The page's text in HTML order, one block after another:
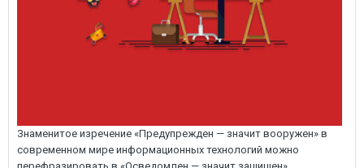
Знаменитое изречение «Предупрежден — значит вооружен» в современном мире информационных технологий можно перефразировать в «Осведомлен — значит защищен». Рассмотрим рынок услуг повышения осведомленности в вопросах информационной безопасности, или Security Awareness, разберемся в проблемах осведомленности в зарубежном и отечественном законодательстве и примерах мировой и отечественной практике по сервисам Security Awareness. ВведениеЧто такое Security AwarenessМировая практика по Security Awareness3.1. Вопросы осведомленности в международных стандартах3.2. Вопросы осведомленности в Евросоюзе3.3. Вопросы осведомленности в СШАРоссийская практика по Security AwarenessКраткий обзор сервисов Security Awareness в России5.1. Kaspersky Security Awareness5.2. Phishman Awareness Center5.3. «Антифишинг» — система обучения и контроля защищенности сотрудников5.4. UBS Security Awareness Platform5.5. Syssoft Security Awareness5.6. Deteact AwarenessВыводы ВведениеВ современном мире телекоммуникационных технологий работники во всех сферах деятельности должны обладать знаниями не только в рамках своих производственных процессов, но и обязательно обладать знаниями и умениями, связанными с обеспечением ИБ. Это обусловлено как требованиями законодательства Российской Федерации, нормативными правовыми актами, международными и отечественными стандартами и внутренними документами организации, так и просто одним из негласных правил безопасности — обеспечить безопасность важной для организации информации.Однако ситуация уже много лет не меняется — основной причиной большинства инцидентов ИБ остается рядовой пользователь. Чаще всего причиной возникновения их является халатность, невнимательность и простое незнание основных принципов обеспечения ИБ.Даже если вы внедрите самые современные и самые дорогие подсистемы обеспечения информационной безопасности, а ваш персонал по-прежнему не знает и не выполняет основные правила обеспечения ИБ, организация будет подвержена угрозам.Для решения такой проблемы необходимо повышать осведомленность, обучать и формировать навыки в области обеспечения ИБ. И начинать все это необходимо с руководства организации.В рамках статьи мы постараемся рассмотреть, что же представляет собой процесс осведомленности в области безопасности, или Security Awareness, зачем это нужно, а также какова ситуация на мировом и отечественном рынке в данной сфере. Что такое Security AwarenessСамо словосочетание Security Awareness, или повышение осведомленности в вопросах безопасности, вошло в обиход совсем недавно. Все начиналось с простого и понятного обучения персонала и его тестирования. Потом появились тренинги, которые вошли в систему обучения. И лишь после этого появилось понятие осведомленности.Осведомленность является компонентом системы образования организации, которая направлена на изменение поведения и понимания персонала организации в вопросах использования технологий, интернета и выполнения обязанностей. Повышение осведомленности является отдельным элементом обучения персонала и выполняется на постоянной основе с использованием различных методов предоставления информации персоналу.Самое раннее упоминание «осведомленности», которое удалось найти, определено в специальной публикации NIST 800-16-1998 Information Technology Security Training Requirements: A Role- and Performance-Based Model. В данном документе отмечается, что осведомленность не является обучением. Целью презентаций по повышению осведомленности является просто сосредоточить внимание на вопросах, связанных с безопасностью. Презентации по повышению осведомленности предназначены для того, чтобы показать проблемы безопасности ИТ и как необходимо на них реагировать. В деятельности по повышению осведомленности учащийся является получателем информации, в то время как учащийся на тренинге играет более активную роль.Повышение осведомленности носит формальный характер, имея целью формирование знаний и навыков, чтобы облегчить выполнение работы. Рисунок 1. Учебный процесс согласно NIST 800-16 Где-то в 2003 году уже в документе NIST SP 800-50-2003 Building an Information Technology Security Awareness and Training Program, который построен на базе NIST 800-16, появляется понятие Security Awareness. Таким образом, понятие зародилось в Америке.В данном документе отмечается, что учебный процесс является непрерывным. Он начинается с осведомленности, укрепляется на тренингах и формируется в рамках обучения.Взаимосвязь видов учебного процесса, согласно NIST SP 800-50, показана на рисунке 2. Рисунок 2. Взаимосвязь видов учебного процесса согласно NIST SP 800-50 Итак, повышение осведомленности в вопросах ИБ — это часть системы обучения персонала, а значит, часть менеджмента ИБ. При этом повышение осведомленности в вопросах ИБ в организации должно начинаться с руководства. Если руководство организации понимает важность обеспечения ИБ и необходимость построения постоянно развивающейся системы обеспечения безопасности организации, то вопросы, связанные с необходимостью обучения и повышения осведомленности персонала, будут решаться без проблем. Ведь как мы с вами знаем, информационная безопасность — это не просто установленный антивирус на компьютере пользователя! А ведь до сих пор много людей считают, что после установки антивируса их организация полностью защищена от всех киберугроз.Процесс повышения осведомленности в вопросах ИБ как часть системы обучения персонала подразумевает использование определенных форм, видов и методов обучения. На то, как и чему обучать персонал организации, влияют различные факторы, начиная от размеров организации, понимания руководства организации, знаний обучаемых и заканчивая выделенным бюджетом на обучение.По данным «Лаборатории Касперского», исследования и опросы показывают, что большинство существующих программ повышения осведомленности в сфере ИБ недостаточно эффективны. Причин такого положения дел несколько:пользователям скучно читать описания политик и техническую документацию, термины не всегда понятны, а описания атак вызывают скепсис. Упор делается на запреты, а не на примеры того, как нужно поступать;у сотрудников отсутствует мотивация к обучению (они не допускают, что могут стать мишенями злоумышленников, либо, напротив, думают, что с хакерами бороться бесполезно и предпринимать что-либо для своей защиты бессмысленно);пользователи видят в отделе ИБ помеху в работе, а не защитников, и постоянно пытаются обойти установленные меры безопасности;кроме того, сложно оценить результат тренинга по осведомленности. Обычно учитывается только число пользователей, прошедших обучение, но даже если есть результаты неких тестов — обычно все равно не очень понятно, стоили ли усилия результатов. Мировая практика по Security AwarenessМировую практику в части законодательства мы уже начали рассматривать ранее. В этом разделе продолжим и рассмотрим международное, европейское и американское законодательство, а также какие сервисы Security Awareness представлены за рубежом.Вопросы осведомленности в международных стандартахЕсли рассматривать мировую практику по осведомленности в вопросах информационной безопасности, то мы видим, что за рубежом на законодательном уровне этим вопросом озаботились в конце девяностых — начале нулевых, еще в международном стандарте ISO/IEC 17799:2000 Information technology – Code of Practice for Information Security Management, который в 2005 году был принят в России как ГОСТ Р ИСО/МЭК 17799–2005 «Информационная технология. Практические правила управления информационной безопасностью», предъявляются требования по обучению персонала организации вопросам информационной безопасности. ISO/IEC 17799 в дальнейшем стал ISO/IEC 27002.Согласно международному стандарту ISO/IEC 27000:2016 Information Technology — Security Techniques — Information Security Management Systems — Overview and Vocabulary («Информационная технология — Методы и средства обеспечения безопасности — Системы менеджмента информационной безопасности — Общий обзор и терминология») (в РФ известен как ГОСТ Р ИСО/МЭК 27000–2012, идентичный ISO/IEC 27000:2009), для успешной реализации системы менеджмента информационной безопасности (СМИБ), позволяющей организации достигать своих бизнес-целей, имеет значение большое количество факторов. Одним из них является эффективная программа повышения осведомленности, обучения и подготовки по информационной безопасности, доводящая до сведения всех сотрудников их обязанности по обеспечению информационной безопасности, сформулированные в политиках и стандартах информационной безопасности, и побуждающая их к соответственным действиям.Вопросам осведомленности ИБ в международном стандарте ISO/IEC 27001:2013 Information Technology — Security Techniques — Information Security Management Systems — Requirements («Информационная технология — Методы и средства обеспечения безопасности — Системы менеджмента информационной безопасности — Требования») (в РФ был известен как ГОСТ Р ИСО/МЭК 27001-2006, но уже выведенный к настоящему времени из действия, идентичный ISO/IEC 27001:2005) посвящен подраздел 7.3. «Осведомленность» (Awareness). В нем приведены требования, что лица, осуществляющие работу под контролем организации, должны быть осведомлены о:политике информационной безопасности;своем вкладе в обеспечение эффективности системы менеджмента информационной безопасности, включая выгоды от улучшения функционирования информационной безопасности;последствиях несоблюдения требований системы менеджмента информационной безопасности.В международном стандарте ISO/IEC 27002:2013 Information Technology — Security Techniques — Code of Practice for Information Security Controls («Информационная технология. Методы и средства обеспечения безопасности. Свод правил по мерам и средствам контроля и управления информационной безопасностью») (в РФ — ГОСТ Р ИСО/МЭК 27002-2012, идентичный ISO/IEC 27002:2005) в разделе 7.2. «В течение занятости» отмечается, что в организации необходимо обеспечить уверенность в том, что сотрудники и пользователи сторонних организаций осведомл